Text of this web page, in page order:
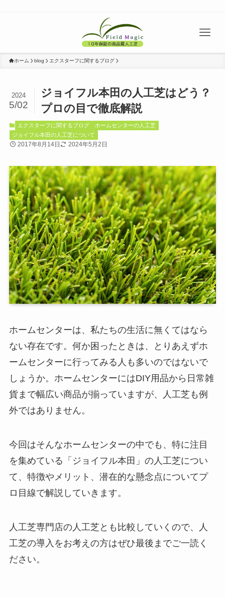
ホーム blog エクスターフに関するブログ
ジョイフル本田の人工芝はどう？
プロの目で徹底解説
2024
5/02
エクスターフに関するブログ
ホームセンターの人工芝
ジョイフル本田の人工芝について
2017年8月14日 2024年5月2日
ホームセンターは、私たちの生活に無くてはなら
ない存在です。何か困ったときは、とりあえずホ
ームセンターに行ってみる人も多いのではないで
しょうか。ホームセンターにはDIY用品から日常雑
貨まで幅広い商品が揃っていますが、人工芝も例
外ではありません。
今回はそんなホームセンターの中でも、特に注目
を集めている「ジョイフル本田」の人工芝につい
て、特徴やメリット、潜在的な懸念点についてプ
ロ目線で解説していきます。
人工芝専門店の人工芝とも比較していくので、人
工芝の導入をお考えの方はぜひ最後までご一読く
ださい。